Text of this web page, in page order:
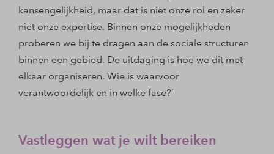
kansengelijkheid, maar dat is niet onze rol en zeker
niet onze expertise. Binnen onze mogelijkheden
proberen we bij te dragen aan de sociale structuren
binnen een gebied. De uitdaging is hoe we dit met
elkaar organiseren. Wie is waarvoor
verantwoordelijk en in welke fase?’
Vastleggen wat je wilt bereiken